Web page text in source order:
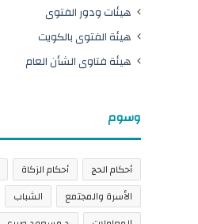
هيئات ودور الفتوى
هيئة الفتوى بالكويت
هيئة فتاوى الشأن العام
وسوم
أحكام الحج أحكام الزكاة
الأسرة والمجتمع
الشباب